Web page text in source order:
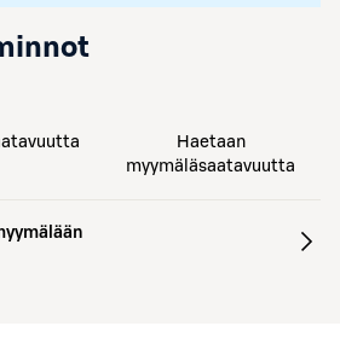
Haetaan
myymäläsaatavuutta